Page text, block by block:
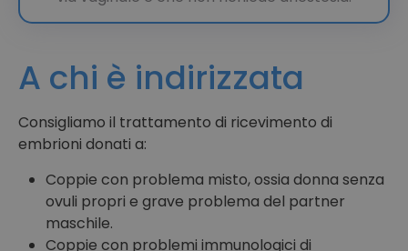
A chi è indirizzata
Consigliamo il trattamento di ricevimento di
embrioni donati a:
Coppie con problema misto, ossia donna senza
ovuli propri e grave problema del partner
maschile.
Coppie con problemi immunologici di